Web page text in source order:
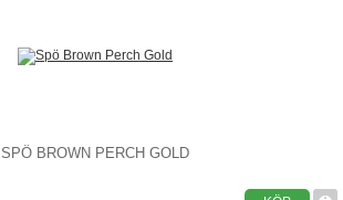
SPÖ BROWN PERCH GOLD